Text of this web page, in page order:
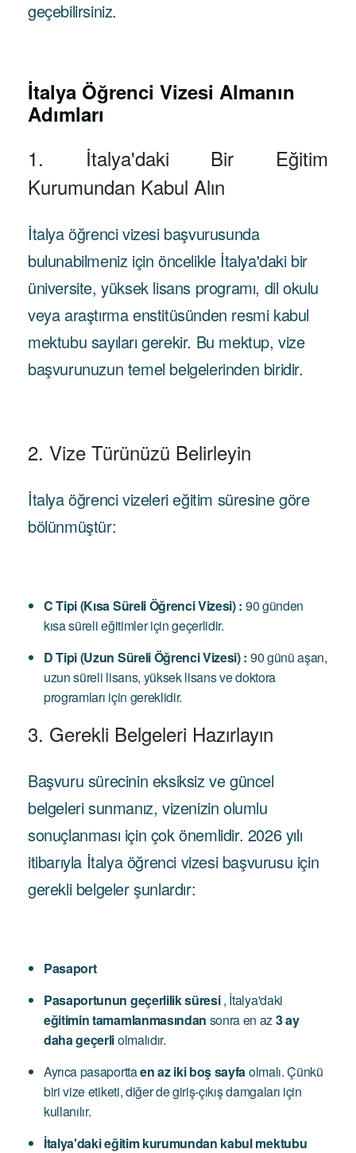
geçebilirsiniz.
İtalya Öğrenci Vizesi Almanın
Adımları
1. İtalya'daki Bir Eğitim
Kurumundan Kabul Alın
İtalya öğrenci vizesi başvurusunda
bulunabilmeniz için öncelikle İtalya'daki bir
üniversite, yüksek lisans programı, dil okulu
veya araştırma enstitüsünden resmi kabul
mektubu sayıları gerekir. Bu mektup, vize
başvurunuzun temel belgelerinden biridir.
2. Vize Türünüzü Belirleyin
İtalya öğrenci vizeleri eğitim süresine göre
bölünmüştür:
C Tipi (Kısa Süreli Öğrenci Vizesi) : 90 günden
kısa süreli eğitimler için geçerlidir.
D Tipi (Uzun Süreli Öğrenci Vizesi) : 90 günü aşan,
uzun süreli lisans, yüksek lisans ve doktora
programları için gereklidir.
3. Gerekli Belgeleri Hazırlayın
Başvuru sürecinin eksiksiz ve güncel
belgeleri sunmanız, vizenizin olumlu
sonuçlanması için çok önemlidir. 2026 yılı
itibarıyla İtalya öğrenci vizesi başvurusu için
gerekli belgeler şunlardır:
Pasaport
Pasaportunun geçerlilik süresi, İtalya'daki
eğitimin tamamlanmasından sonra en az3 ay
daha geçerliolmalıdır.
Ayrıca pasaporttaen az iki boş sayfaolmalı. Çünkü
biri vize etiketi, diğer de giriş-çıkış damgaları için
kullanılır.
İtalya'daki eğitim kurumundan kabul mektubu